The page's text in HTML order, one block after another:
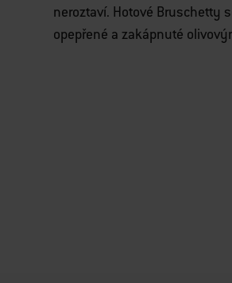
neroztaví. Hotové Bruschetty
opepřené a zakápnuté